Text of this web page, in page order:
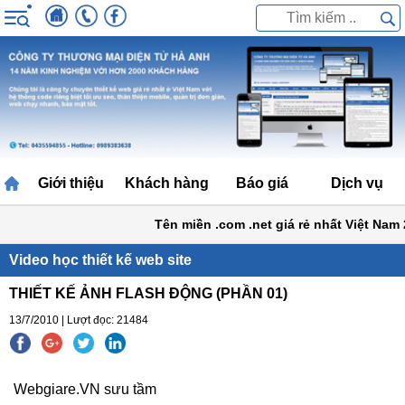
Giới thiệu Khách hàng Báo giá Dịch vụ
Tên miền .com .net giá rẻ nhất Việt Nam
Video học thiết kế web site
THIẾT KẾ ẢNH FLASH ĐỘNG (PHẦN 01)
13/7/2010 | Lượt đọc: 21484
Webgiare.VN sưu tầm